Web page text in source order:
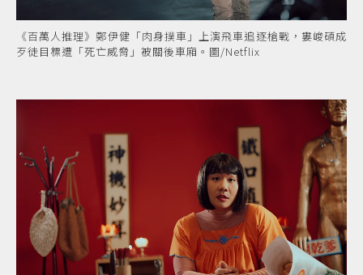
《百萬人推理》鄭伊健「肉身撲車」上演飛車追逐槍戰，婁峻碩成
歹徒目標遭「死亡威脅」被關後車廂。圖/Netflix